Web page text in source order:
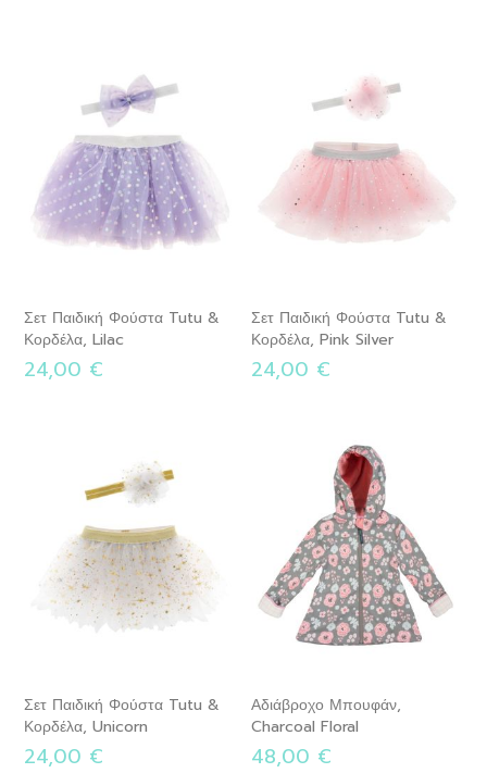
Σετ Παιδική Φούστα Tutu &
Κορδέλα, Lilac
24,00 €
Σετ Παιδική Φούστα Tutu &
Κορδέλα, Pink Silver
24,00 €
Σετ Παιδική Φούστα Tutu &
Κορδέλα, Unicorn
24,00 €
Αδιάβροχο Μπουφάν,
Charcoal Floral
48,00 €